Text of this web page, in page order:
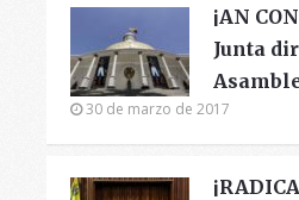
¡AN
Junta
30 de marzo de 2017